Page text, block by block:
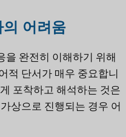
어려움
을 완전히 이해하기 위해
적 단서가 매우 중요합니
포착하고 해석하는 것은
상으로 진행되는 경우 어